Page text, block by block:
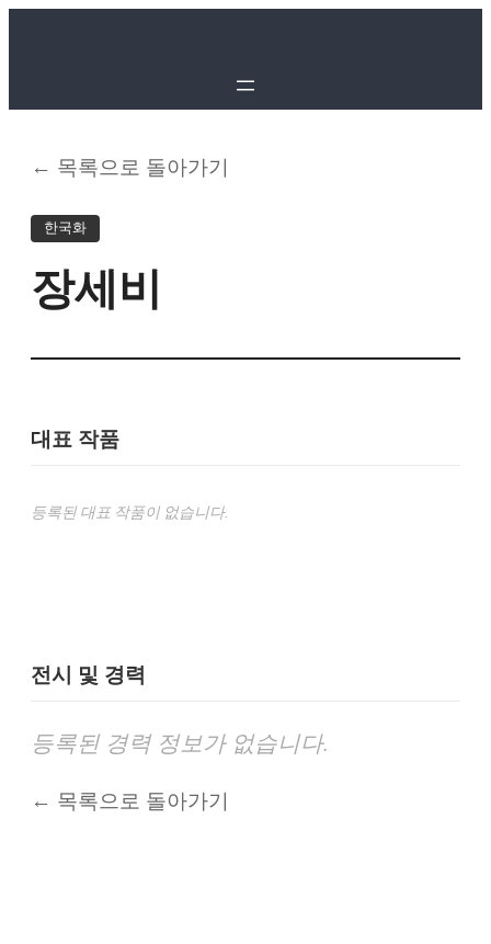
← 목록으로 돌아가기
한국화
장세비
대표 작품
등록된 대표 작품이 없습니다.
전시 및 경력
등록된 경력 정보가 없습니다.
← 목록으로 돌아가기